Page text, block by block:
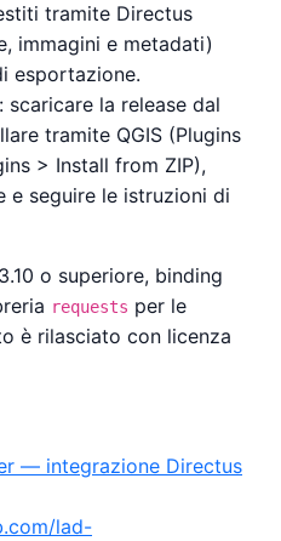
tramite Directus
immagini e metadati)
esportazione.
scaricare la release dal
tramite QGIS (Plugins
> Install from ZIP),
e seguire le istruzioni di
o superiore, binding
requests per le
è rilasciato con licenza
— integrazione Directus
lad-